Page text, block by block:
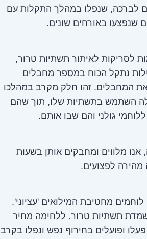
לברכה, שנפלו במהלך התקלות עם
שנפצעו באורחים שונים.
לסריקות לאיתור תשתיות טרור,
נתקל הכוח במספר מחבלים
המחבלים. זהו חלק מקרב במהלכו
השתמש בתשתיות שלו, תוך שהם
גולני והם שבו אותם.
מלווים ומחבקים אותן בשעות
לפצועים.
מחטיבת המילואים 'עציוני'.
תשתיות טרור. ללחימה מחיר
ופועלים בחירוף נפש ונפלו בקרב